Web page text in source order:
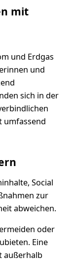
mit
und Erdgas
und
sich in der
umfassend
Social
zur
abweichen.
oder
Eine
außerhalb